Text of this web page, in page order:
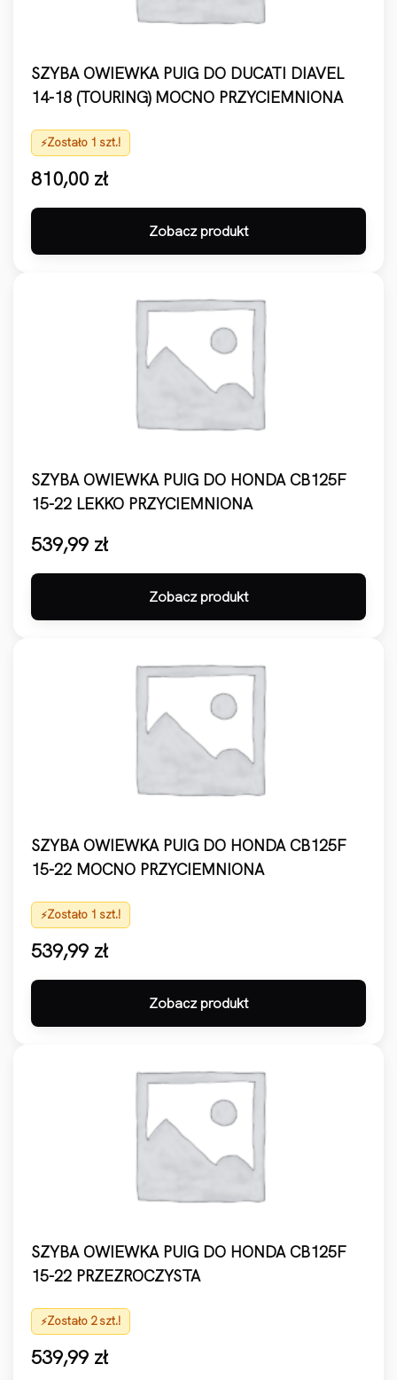
SZYBA OWIEWKA PUIG DO DUCATI DIAVEL
14-18 (TOURING) MOCNO PRZYCIEMNIONA
Zostało 1 szt.!
810,00 zł
Zobacz produkt
SZYBA OWIEWKA PUIG DO HONDA CB125F
15-22 LEKKO PRZYCIEMNIONA
539,99 zł
Zobacz produkt
SZYBA OWIEWKA PUIG DO HONDA CB125F
15-22 MOCNO PRZYCIEMNIONA
Zostało 1 szt.!
539,99 zł
Zobacz produkt
SZYBA OWIEWKA PUIG DO HONDA CB125F
15-22 PRZEZROCZYSTA
Zostało 2 szt.!
539,99 zł